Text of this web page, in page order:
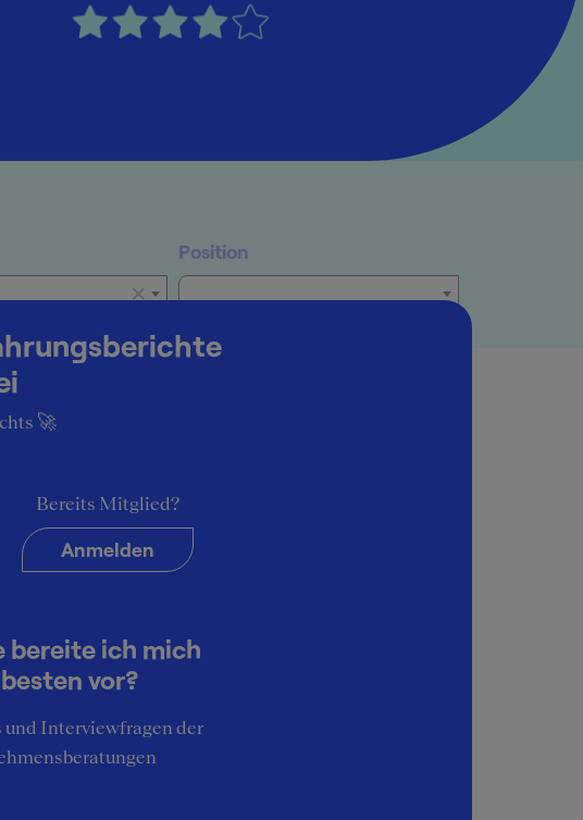
×
Position
🚀
Bereits Mitglied?
Anmelden
bereite ich mich
vor?
und Interviewfragen der